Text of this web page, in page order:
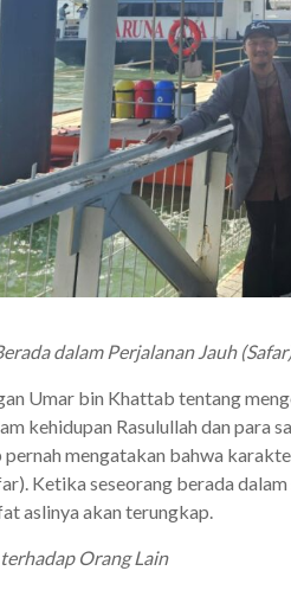
dalam Perjalanan Jauh
Umar bin Khattab tentang
kehidupan Rasulullah dan para
mengatakan bahwa
Ketika seseorang berada
aslinya akan terungkap.
terhadap Orang Lain